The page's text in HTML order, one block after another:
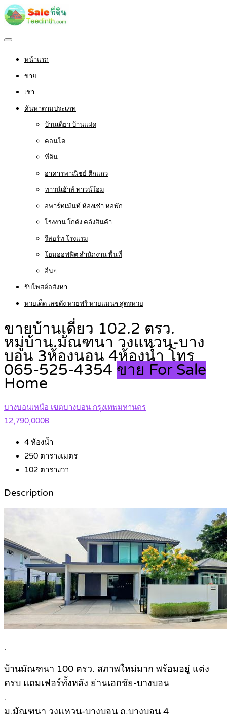
หน้าแรก
ขาย
เช่า
ค้นหาตามประเภท
บ้านเดี่ยว บ้านแฝด
คอนโด
ที่ดิน
อาคารพาณิชย์ ตึกแถว
ทาวน์เฮ้าส์ ทาวน์โฮม
อพาร์ทเม้นท์ ห้องเช่า หอพัก
โรงงาน โกดัง คลังสินค้า
รีสอร์ท โรงแรม
โฮมออฟฟิต สำนักงาน พื้นที่
อื่นๆ
รับโพสต์อสังหา
หวยเด็ด เลขดัง หวยฟรี หวยแม่นๆ สูตรหวย
ขายบ้านเดี่ยว 102.2 ตรว.
หมู่บ้าน.มัณฑนา วงแหวน-บาง
บอน 3ห้องนอน 4ห้องน้ำ โทร
065-525-4354 ขาย For Sale
Home
บางบอนเหนือ เขตบางบอน กรุงเทพมหานคร
12,790,000฿
4 ห้องน้ำ
250 ตารางเมตร
102 ตารางวา
Description
.
บ้านมัณฑนา 100 ตรว. สภาพใหม่มาก พร้อมอยู่ แต่ง
ครบ แถมเฟอร์ทั้งหลัง ย่านเอกชัย-บางบอน
.
ม.มัณฑนา วงแหวน-บางบอน ถ.บางบอน 4